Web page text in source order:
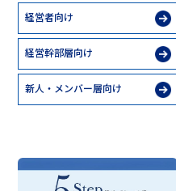
経営者向け
経営幹部層向け
新人・メンバー層向け